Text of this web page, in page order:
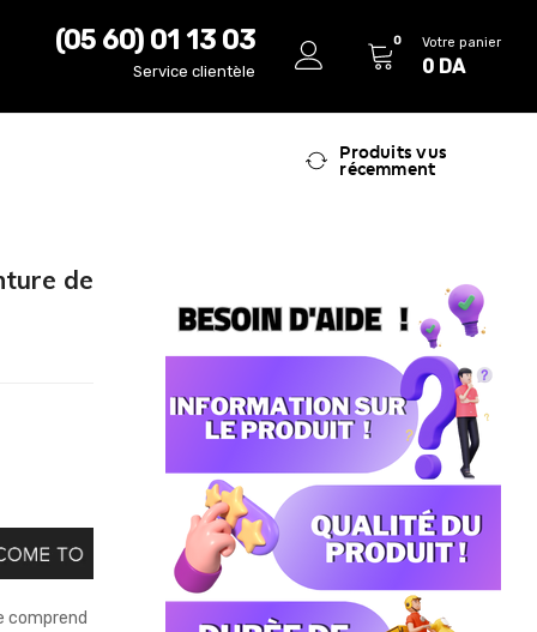
(05 60) 01 13 03
Service clientèle
0 Votre panier
0 DA
Produits vus
récemment
de
comprend